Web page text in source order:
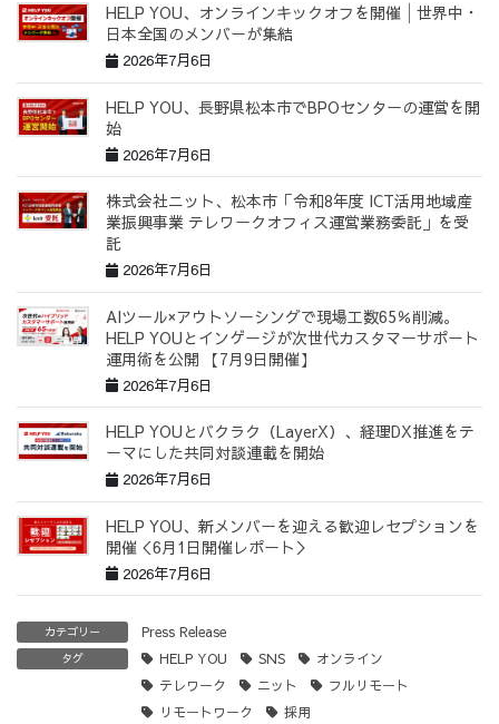
HELP YOU、オンラインキックオフを開催│世界中・
日本全国のメンバーが集結
2026年7月6日
HELP YOU、長野県松本市でBPOセンターの運営を開
始
2026年7月6日
株式会社ニット、松本市「令和8年度 ICT活用地域産
業振興事業 テレワークオフィス運営業務委託」を受
託
2026年7月6日
AIツール×アウトソーシングで現場工数65％削減。
HELP YOUとインゲージが次世代カスタマーサポート
運用術を公開 【7月9日開催】
2026年7月6日
HELP YOUとバクラク（LayerX）、経理DX推進をテ
ーマにした共同対談連載を開始
2026年7月6日
HELP YOU、新メンバーを迎える歓迎レセプションを
開催＜6月1日開催レポート＞
2026年7月6日
カテゴリー Press Release
タグ HELP YOU SNS
オンライン
テレワーク
ニット
フルリモート
リモートワーク
採用